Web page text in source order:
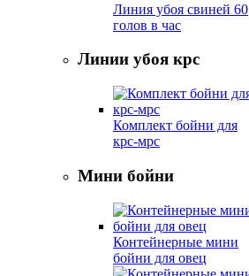
Линия убоя свиней 60
голов в час
Линии убоя крс
Комплект бойни для
крс-мрс
Мини бойни
Контейнерные мини
бойни для овец